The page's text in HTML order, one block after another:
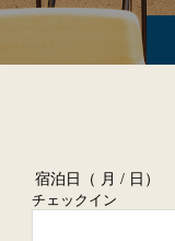
宿泊日（ 月 / 日）
チェックイン